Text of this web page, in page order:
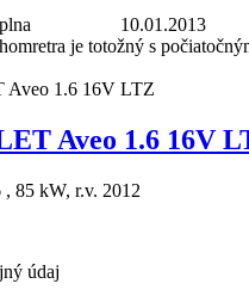
10.01.2013
je totožný s
Aveo 1.6 16V
85 kW, r.v. 2012
údaj